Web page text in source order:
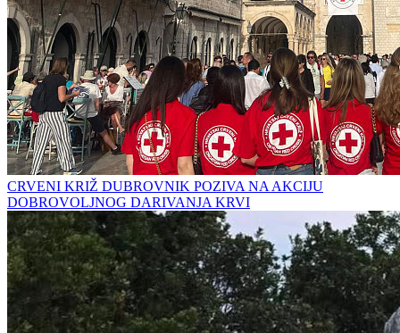
CRVENI KRIŽ DUBROVNIK POZIVA NA AKCIJU
DOBROVOLJNOG DARIVANJA KRVI